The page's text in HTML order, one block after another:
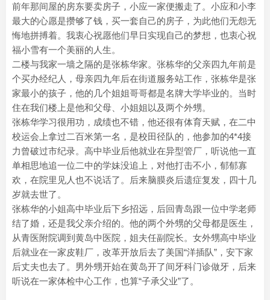
前年那间屋的房东要卖房子，小应一家便搬走了。小应和小李
最大的心愿是攒够了钱，买一套自己的房子，为此他们无怨无
悔地拼搏着。我衷心祝愿他们早日实现自己的梦想，也衷心祝
福小雪有一个美丽的人生。
二楼与我家一墙之隔的是张栋华家。张栋华的父亲四九年前是
个买办经纪人，母亲四九年后在街道服务站工作，张栋华是张
家最小的孩子，他的几个姐姐哥哥都是名牌大学毕业的。当时
住在我们楼上是他和父母、小姐姐以及两个外甥。
张栋华学习很用功，成绩也不错，他还很有体育天赋，在二中
校运会上拿过二百米第一名，是校田径队的，他参加的4*4接
力曾破过市纪录。高中毕业后他就业在异型管厂，听说他一直
单相思地追一位二中的学妹没追上，对他打击不小，郁郁寡
欢，在院里见人也不说话了。后来脑膜炎后遗症复发，四十几
岁就去世了。
张栋华的小姐高中毕业后下乡招远，后回青岛跟一位中学老师
结了婚，还是我父亲介绍的。他的两个外甥的父母都是医生，
从青医附院调到黄岛中医院，姐夫任副院长。女外甥高中毕业
后就业在一家皮鞋厂，改革开放后去了美国“洋插队”，安下家
后丈夫也去了。男外甥开始在黄岛开了间牙科门诊做牙，后来
听说在一家体检中心工作，也算“子承父业”了。